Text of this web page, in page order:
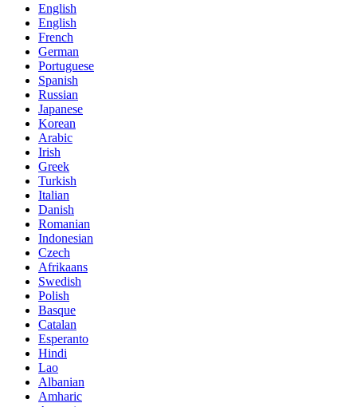
English
English
French
German
Portuguese
Spanish
Russian
Japanese
Korean
Arabic
Irish
Greek
Turkish
Italian
Danish
Romanian
Indonesian
Czech
Afrikaans
Swedish
Polish
Basque
Catalan
Esperanto
Hindi
Lao
Albanian
Amharic